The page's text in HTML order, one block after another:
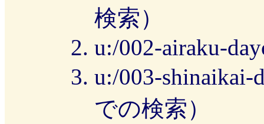
検索）
u:/002-airaku-
u:/003-
での検索）